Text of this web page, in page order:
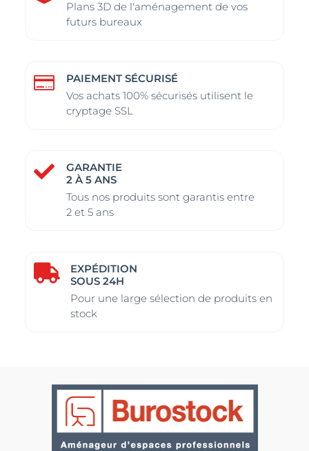
Plans 3D de l'aménagement de vos
futurs bureaux

PAIEMENT SÉCURISÉ
Vos achats 100% sécurisés utilisent le
cryptage SSL

GARANTIE
2 À 5 ANS
Tous nos produits sont garantis entre
2 et 5 ans

EXPÉDITION
SOUS 24H
Pour une large sélection de produits en
stock